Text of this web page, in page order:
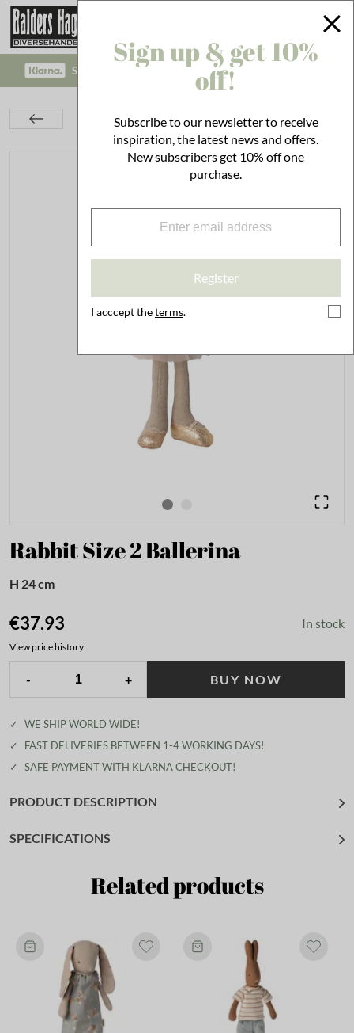
SAFE PAYMENT WITH KLARNA CHECKOUT!
Rabbit Size 2 Ballerina
Rabbit Size 2 Ballerina
H 24 cm
€37.93 In stock
View price history
- + BUY NOW
✓
WE SHIP WORLD WIDE!
✓
FAST DELIVERIES BETWEEN 1-4 WORKING DAYS!
✓
SAFE PAYMENT WITH KLARNA CHECKOUT!
PRODUCT DESCRIPTION
SPECIFICATIONS
Related products
Sign up & get 10%
off!
Subscribe to our newsletter to receive
inspiration, the latest news and offers.
New subscribers get 10% off one
purchase.
Register
I acccept theterms.